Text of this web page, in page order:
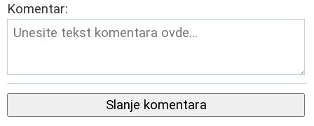
Komentar:
Slanje komentara